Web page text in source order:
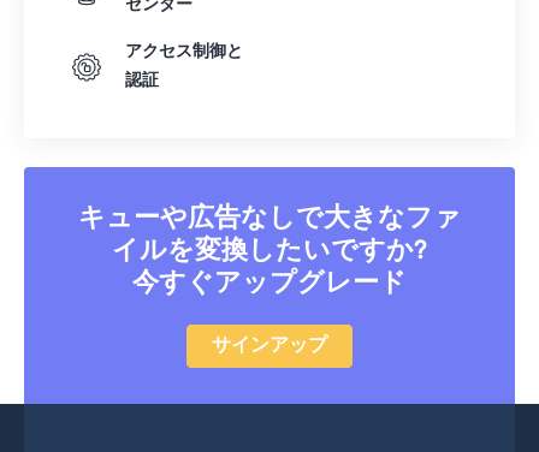
センター
アクセス制御と
認証
キューや広告なしで大きなファ
イルを変換したいですか?
今すぐアップグレード
サインアップ